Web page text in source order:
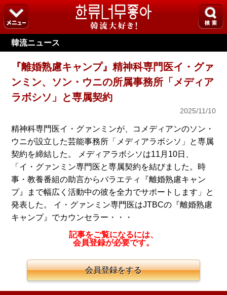
韓流ニュース
『離婚熟慮キャンプ』精神科専門医イ・グァ
ンミン、ソン・ウニの所属事務所「メディア
ラボシソ」と専属契約
2025/11/10
精神科専門医イ・グァンミンが、コメディアンのソン・
ウニが設立した芸能事務所「メディアラボシソ」と専属
契約を締結した。 メディアラボシソは11月10日、
「イ・グァンミン専門医と専属契約を結びました。時
事・教養番組の助言からバラエティ『離婚熟慮キャン
プ』まで幅広く活動中の彼を全力でサポートします」と
発表した。 イ・グァンミン専門医はJTBCの『離婚熟慮
キャンプ』でカウンセラー・・・
記事をご覧になるには、
会員登録が必要です。
会員登録をする